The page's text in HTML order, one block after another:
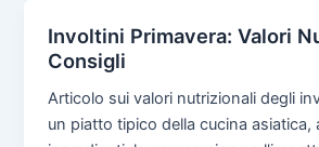
Involtini Primavera: Valori
Consigli
Articolo sui valori nutrizionali degli
un piatto tipico della cucina asiatica,